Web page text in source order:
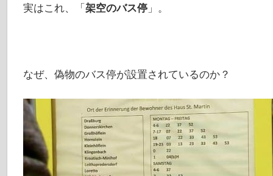
実はこれ、「架空のバス停」。
なぜ、偽物のバス停が設置されているのか？